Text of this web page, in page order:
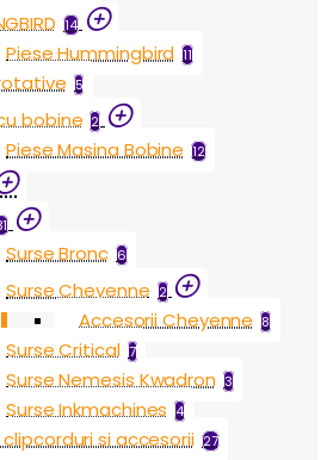
14
Piese Hummingbird 11
5
bobine 2
Piese Masina Bobine 12
Surse Bronc 6
Surse Cheyenne 2
Accesorii Cheyenne 8
Surse Critical 7
Surse Nemesis Kwadron 3
Surse Inkmachines 4
si accesorii 27